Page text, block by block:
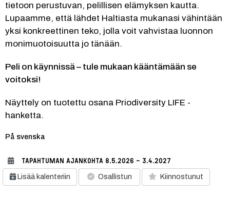
tietoon perustuvan, pelillisen elämyksen kautta.
Lupaamme, että lähdet Haltiasta mukanasi vähintään
yksi konkreettinen teko, jolla voit vahvistaa luonnon
monimuotoisuutta jo tänään.
Peli on käynnissä – tule mukaan kääntämään se
voitoksi!
Näyttely on tuotettu osana Priodiversity LIFE -
hanketta.
Kategoria:
På svenska
TAPAHTUMAN AJANKOHTA 8.5.2026 - 3.4.2027
Lisää kalenteriin Osallistun Kiinnostunut